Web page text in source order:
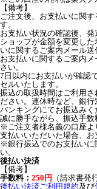
【備考】
ご注文後、お支払いに関
す。
お支払い状況の確認後、発
ショップが金額を変更し
いに関するご案内メール送
お支払いに関するご案内
さい。
7日以内にお支払いが確認
セルいたします。
振込の取扱時間はご利用
ださい。連休時など、銀
バンキングにてお振込みく
誠に勝手ながら、振込手数
※ご注文者様名義の口座よ
支払いいただいた場合、お
※銀行振込でのお支払いに
い。
後払い決済
【備考】
手数料： 250円
（請求書発
後払い決済ご利用規約及び